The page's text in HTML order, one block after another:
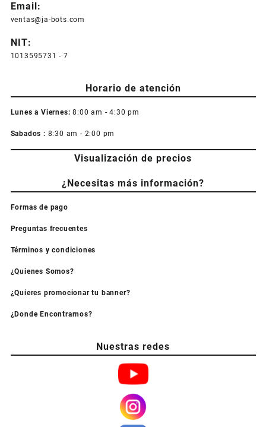
Email:
ventas@ja-bots.com
NIT:
1013595731 - 7
Horario de atención
Lunes a Viernes: 8:00 am - 4:30 pm
Sabados : 8:30 am - 2:00 pm
Visualización de precios
¿Necesitas más información?
Formas de pago
Preguntas frecuentes
Términos y condiciones
¿Quienes Somos?
¿Quieres promocionar tu banner?
¿Donde Encontrarnos?
Nuestras redes